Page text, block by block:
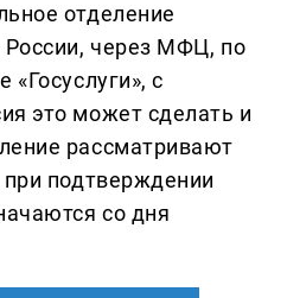
отделение
через МФЦ, по
«Госуслуги», с
это может сделать и
рассматривают
подтверждении
со дня